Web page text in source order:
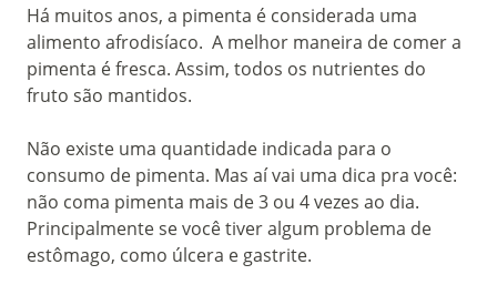
Há muitos anos, a pimenta é considerada uma
alimento afrodisíaco. A melhor maneira de comer a
pimenta é fresca. Assim, todos os nutrientes do
fruto são mantidos.
Não existe uma quantidade indicada para o
consumo de pimenta. Mas aí vai uma dica pra você:
não coma pimenta mais de 3 ou 4 vezes ao dia.
Principalmente se você tiver algum problema de
estômago, como úlcera e gastrite.